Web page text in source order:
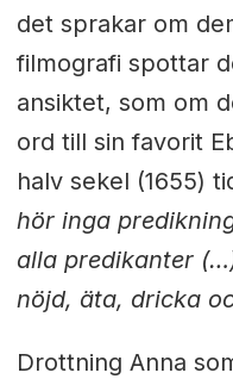
det sprakar om
filmografi spottar
ansiktet, som om
ord till sin favorit
halv sekel (1655)
hör inga
alla predikanter
nöjd, äta, dricka
Drottning Anna